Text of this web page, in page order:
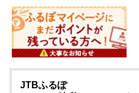
JTBふるぽ